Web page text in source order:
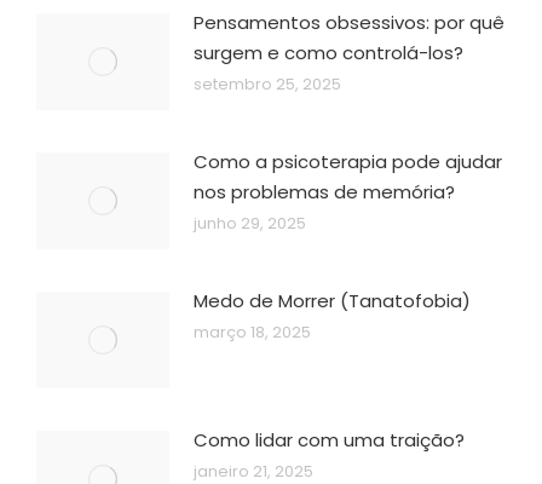
Pensamentos obsessivos: por quê
surgem e como controlá-los?
setembro 25, 2025
Como a psicoterapia pode ajudar
nos problemas de memória?
junho 29, 2025
Medo de Morrer (Tanatofobia)
março 18, 2025
Como lidar com uma traição?
janeiro 21, 2025